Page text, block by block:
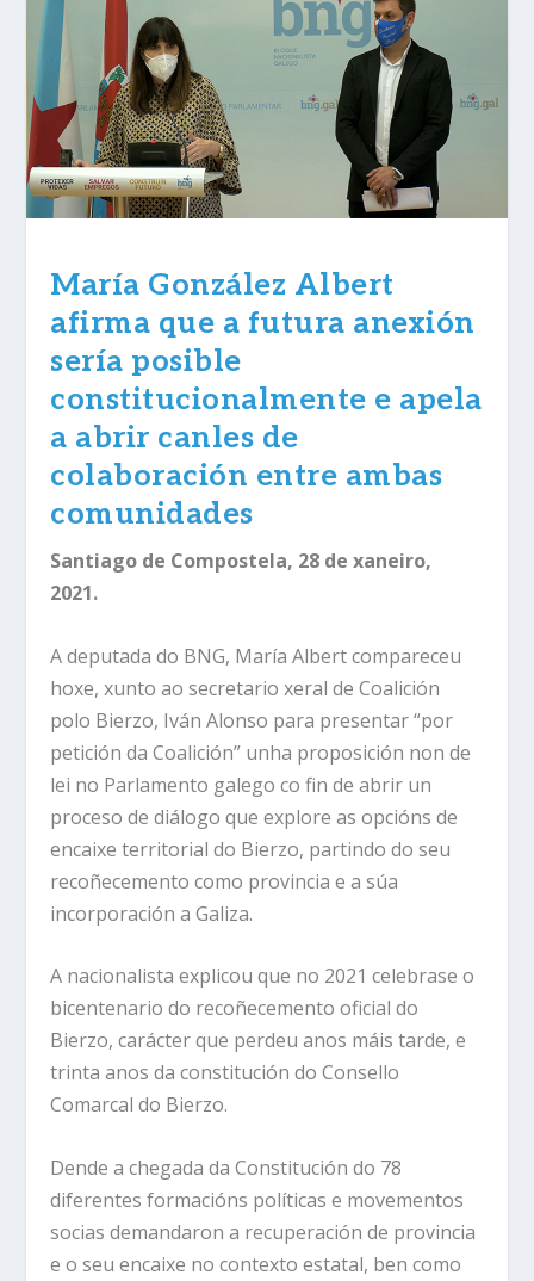
María González Albert
afirma que a futura anexión
sería posible
constitucionalmente e apela
a abrir canles de
colaboración entre ambas
comunidades
Santiago de Compostela, 28 de xaneiro,
2021.
A deputada do BNG, María Albert compareceu
hoxe, xunto ao secretario xeral de Coalición
polo Bierzo, Iván Alonso para presentar “por
petición da Coalición” unha proposición non de
lei no Parlamento galego co fin de abrir un
proceso de diálogo que explore as opcións de
encaixe territorial do Bierzo, partindo do seu
recoñecemento como provincia e a súa
incorporación a Galiza.
A nacionalista explicou que no 2021 celebrase o
bicentenario do recoñecemento oficial do
Bierzo, carácter que perdeu anos máis tarde, e
trinta anos da constitución do Consello
Comarcal do Bierzo.
Dende a chegada da Constitución do 78
diferentes formacións políticas e movementos
socias demandaron a recuperación de provincia
e o seu encaixe no contexto estatal, ben como